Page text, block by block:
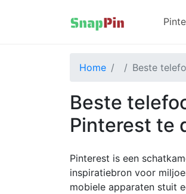
Home Beste
Beste
Pinterest te
Pinterest is een
inspiratiebron voor
mobiele apparaten stuit